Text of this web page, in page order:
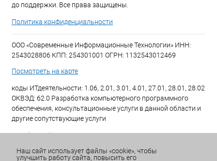
до поддержки. Все права защищены.
Политика конфиденциальности
ООО «Современные Информационные Технологии» ИНН:
2543028806 КПП: 254301001 ОГРН: 1132543012469
Посмотреть на карте
коды ИТдеятельности: 1.06, 2.01, 3.01, 4.01, 27.01, 28.01, 28.02
ОКВЭД: 62.0 Разработка компьютерного программного
обеспечения, консультационные услуги в данной области и
другие сопутствующие услуги
Наш сайт использует файлы «cookie», чтобы
улучшить работу сайта, повысить его